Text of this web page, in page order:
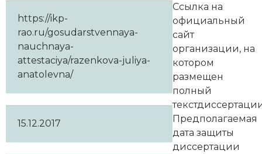
https://ikp-
rao.ru/gosudarstvennaya-
nauchnaya-
attestaciya/razenkova-juliya-
anatolevna/
Ссылка на
официальный
сайт
организации, на
котором
размещен
полный
15.12.2017
Предполагаемая
дата защиты
диссертации